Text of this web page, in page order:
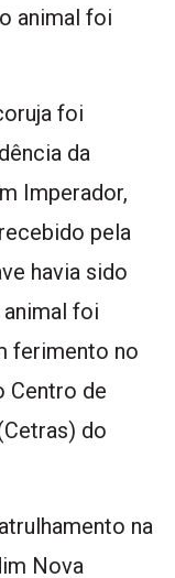
animal foi
foi
da
Imperador,
pela
havia sido
foi
ferimento no
Centro de
do
na
Nova